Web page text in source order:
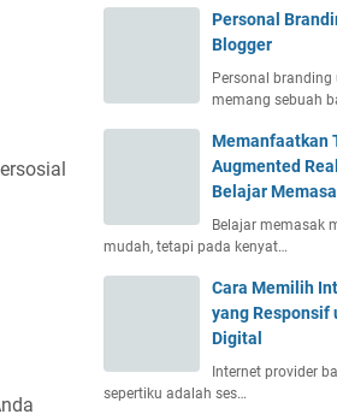
Personal
Blogger
Personal
memang sebuah
Memanfaatkan
Augmented
Belajar
Belajar memasak
mudah, tetapi pada kenyat…
Cara Memilih
yang Responsif
Digital
Internet provider
sepertiku adalah ses…